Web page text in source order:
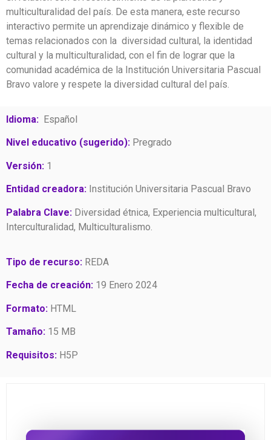
multiculturalidad del país. De esta manera, este recurso
interactivo permite un aprendizaje dinámico y flexible de
temas relacionados con la diversidad cultural, la identidad
cultural y la multiculturalidad, con el fin de lograr que la
comunidad académica de la Institución Universitaria Pascual
Bravo valore y respete la diversidad cultural del país.
Idioma: Español
Nivel educativo (sugerido): Pregrado
Versión: 1
Entidad creadora: Institución Universitaria Pascual Bravo
Palabra Clave: Diversidad étnica, Experiencia multicultural,
Interculturalidad, Multiculturalismo.
Tipo de recurso: REDA
Fecha de creación: 19 Enero 2024
Formato: HTML
Tamaño: 15 MB
Requisitos: H5P